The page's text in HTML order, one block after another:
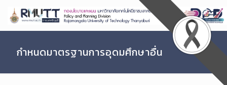
Content
กำหนดมาตรฐานการอุดมศึกษาอื่น